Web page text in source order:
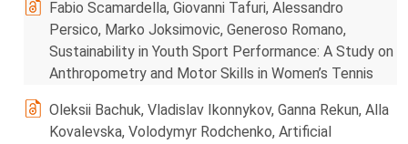
Fabio Scamardella, Giovanni Tafuri, Alessandro
Persico, Marko Joksimovic, Generoso Romano,
Sustainability in Youth Sport Performance: A Study on
Anthropometry and Motor Skills in Women’s Tennis
Oleksii Bachuk, Vladislav Ikonnykov, Ganna Rekun, Alla
Kovalevska, Volodymyr Rodchenko, Artificial